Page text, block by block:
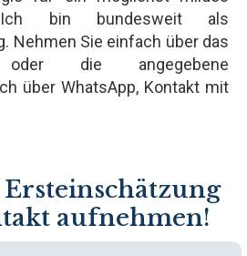
bin bundesweit als
Nehmen Sie einfach über das
oder die angegebene
über WhatsApp, Kontakt mit
Ersteinschätzung
aufnehmen!